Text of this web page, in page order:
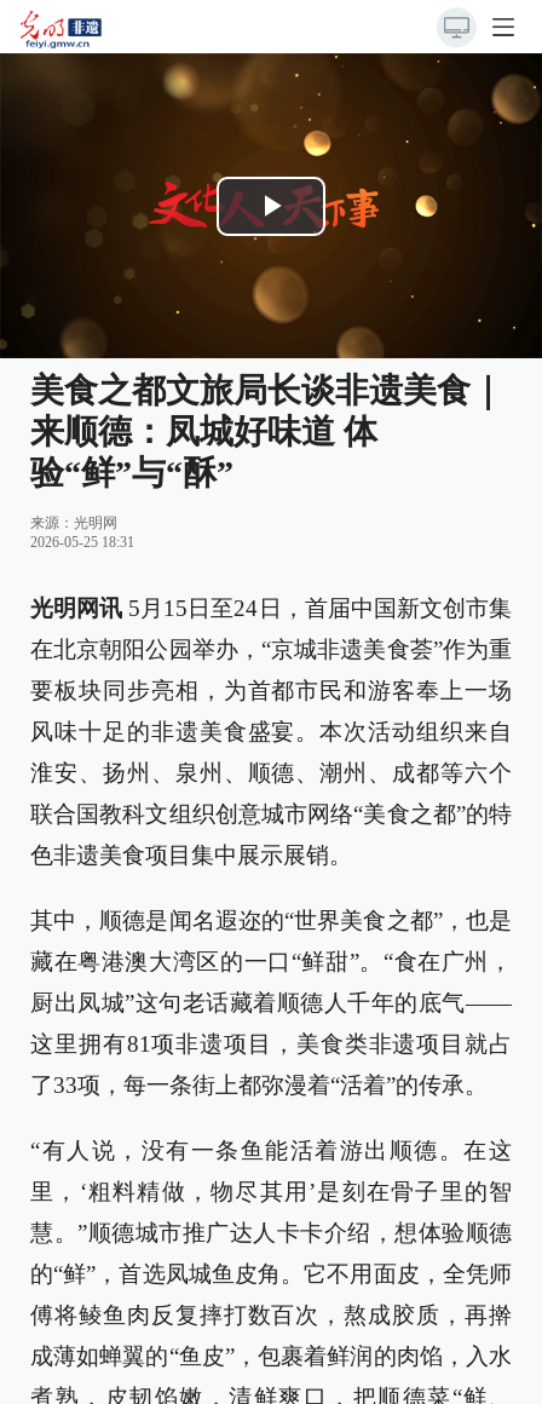
Play
Video
美食之都文旅局长谈非遗美食｜
来顺德：凤城好味道 体
验“鲜”与“酥”
来源： 光明网
2026-05-25 18:31
光明网讯 5月15日至24日，首届中国新文创市集
在北京朝阳公园举办，“京城非遗美食荟”作为重
要板块同步亮相，为首都市民和游客奉上一场
风味十足的非遗美食盛宴。本次活动组织来自
淮安、扬州、泉州、顺德、潮州、成都等六个
联合国教科文组织创意城市网络“美食之都”的特
色非遗美食项目集中展示展销。
其中，顺德是闻名遐迩的“世界美食之都”，也是
藏在粤港澳大湾区的一口“鲜甜”。“食在广州，
厨出凤城”这句老话藏着顺德人千年的底气——
这里拥有81项非遗项目，美食类非遗项目就占
了33项，每一条街上都弥漫着“活着”的传承。
“有人说，没有一条鱼能活着游出顺德。在这
里，‘粗料精做，物尽其用’是刻在骨子里的智
慧。”顺德城市推广达人卡卡介绍，想体验顺德
的“鲜”，首选凤城鱼皮角。它不用面皮，全凭师
傅将鲮鱼肉反复摔打数百次，熬成胶质，再擀
成薄如蝉翼的“鱼皮”，包裹着鲜润的肉馅，入水
煮熟，皮韧馅嫩，清鲜爽口，把顺德菜“鲜、